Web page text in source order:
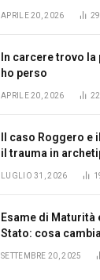
APRILE 20, 2026
In carcere trovo
ho perso
APRILE 20, 2026
Il caso Roggero
il trauma in
LUGLIO 31, 2026
Esame di Maturità
Stato: cosa cambia
SETTEMBRE 20, 2025